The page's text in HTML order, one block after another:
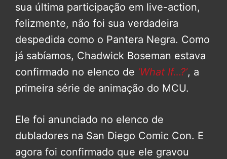
sua última participação em live-action,
felizmente, não foi sua verdadeira
despedida como o Pantera Negra. Como
já sabíamos, Chadwick Boseman estava
confirmado no elenco de ‘What If…?’, a
primeira série de animação do MCU.
Ele foi anunciado no elenco de
dubladores na San Diego Comic Con. E
agora foi confirmado que ele gravou